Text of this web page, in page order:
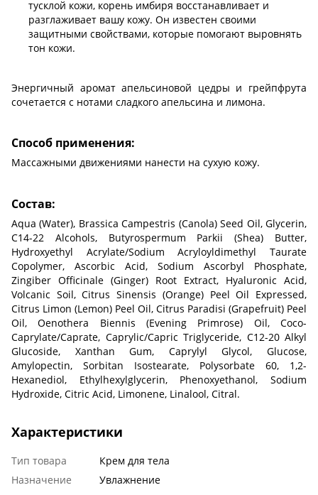
тусклой кожи, корень имбиря восстанавливает и
разглаживает вашу кожу. Он известен своими
защитными свойствами, которые помогают выровнять
тон кожи.
Энергичный аромат апельсиновой цедры и грейпфрута
сочетается с нотами сладкого апельсина и лимона.
Способ применения:
Массажными движениями нанести на сухую кожу.
Состав:
Aqua (Water), Brassica Campestris (Canola) Seed Oil, Glycerin,
C14-22 Alcohols, Butyrospermum Parkii (Shea) Butter,
Hydroxyethyl Acrylate/Sodium Acryloyldimethyl Taurate
Copolymer, Ascorbic Acid, Sodium Ascorbyl Phosphate,
Zingiber Officinale (Ginger) Root Extract, Hyaluronic Acid,
Volcanic Soil, Citrus Sinensis (Orange) Peel Oil Expressed,
Citrus Limon (Lemon) Peel Oil, Citrus Paradisi (Grapefruit) Peel
Oil, Oenothera Biennis (Evening Primrose) Oil, Coco-
Caprylate/Caprate, Caprylic/Capric Triglyceride, C12-20 Alkyl
Glucoside, Xanthan Gum, Caprylyl Glycol, Glucose,
Amylopectin, Sorbitan Isostearate, Polysorbate 60, 1,2-
Hexanediol, Ethylhexylglycerin, Phenoxyethanol, Sodium
Hydroxide, Citric Acid, Limonene, Linalool, Citral.
Характеристики
Тип товара
Крем для тела
Назначение
Увлажнение